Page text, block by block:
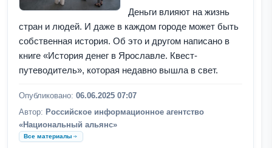
Деньги влияют на жизнь
стран и людей. И даже в каждом городе может быть
собственная история. Об это и другом написано в
книге «История денег в Ярославле. Квест-
путеводитель», которая недавно вышла в свет.
Опубликовано: 06.06.2025 07:07
Автор: Российское информационное агентство
«Национальный альянс»
Все материалы